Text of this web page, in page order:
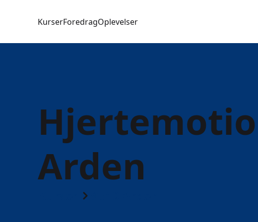
KurserForedragOplevelser
Arden